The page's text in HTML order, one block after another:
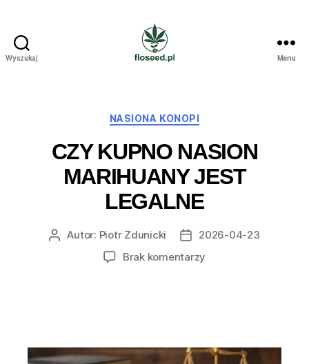
Wyszukaj Menu
Kategorie
NASIONA KONOPI
CZY KUPNO NASION
MARIHUANY JEST
LEGALNE
AutorAutor: Piotr Zdunicki
Data2026-04-23
Brak komentarzy
legalne